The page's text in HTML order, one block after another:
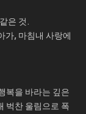
은 것.
가, 마침내 사랑에
복을 바라는 깊은
벅찬 울림으로 폭